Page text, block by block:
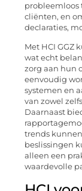
probleemloos
cliënten, en
declaraties,
Met HCI GGZ
wat echt
zorg aan hun
eenvoudig
systemen en
van zowel
Daarnaast
trends
beslissingen
alleen een
waardevolle